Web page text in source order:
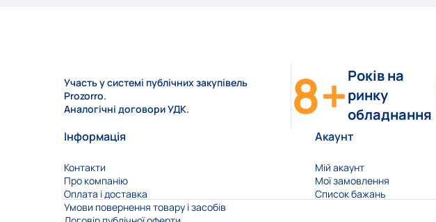
Участь у системі публічних закупівель
Prozorro.
Аналогічні договори УДК.
8+Років на
ринку
обладнання
Інформація
Контакти
Про компанію
Оплата і доставка
Умови повернення товару і засобів
Акаунт
Мій акаунт
Мої замовлення
Список бажань